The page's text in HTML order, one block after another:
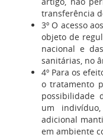
transferência
3º O acesso
objeto de
nacional e
sanitárias, no
4º Para os
o tratamento
possibilidade
um
adicional
em ambiente